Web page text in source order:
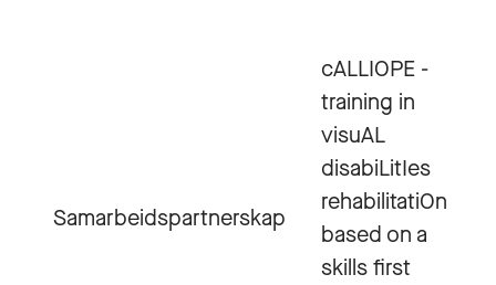
Samarbeidspartnerskap
cALLIOPE -
training in
visuAL
disabiLitIes
rehabilitatiOn
based on a
skills first